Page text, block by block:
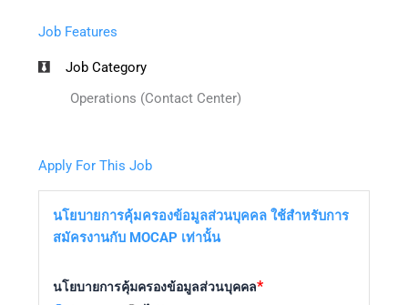
Job Features
Job Category
Operations (Contact Center)
Apply For This Job
นโยบายการคุ้มครองข้อมูลส่วนบุคคล ใช้สำหรับการ
สมัครงานกับ MOCAP เท่านั้น
นโยบายการคุ้มครองข้อมูลส่วนบุคคล*